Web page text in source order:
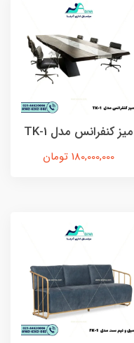
ميز كنفرانس مدل TK-1
180,000,000 تومان